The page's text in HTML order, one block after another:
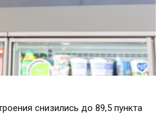
снизились до 89,5 пункта